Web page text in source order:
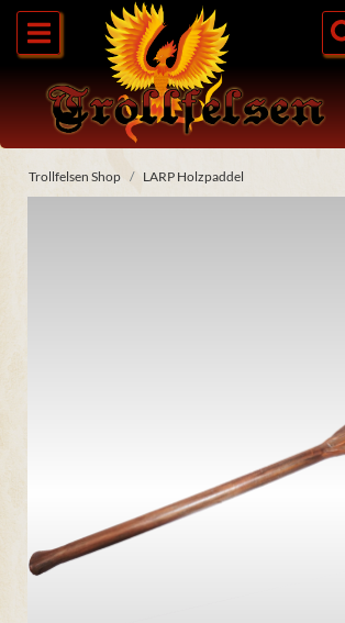
Trollfelsen Shop LARP Holzpaddel